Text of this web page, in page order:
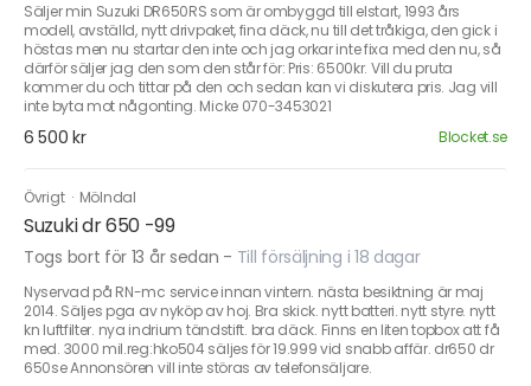
Säljer min Suzuki DR650RS som är ombyggd till elstart, 1993 års
modell, avställd, nytt drivpaket, fina däck, nu till det tråkiga, den gick i
höstas men nu startar den inte och jag orkar inte fixa med den nu, så
därför säljer jag den som den står för: Pris: 6500kr. Vill du pruta
kommer du och tittar på den och sedan kan vi diskutera pris. Jag vill
inte byta mot någonting. Micke 070-3453021
6 500 kr Blocket.se
Övrigt · Mölndal
Suzuki dr 650 -99
Togs bort för 13 år sedan - Till försäljning i 18 dagar
Nyservad på RN-mc service innan vintern. nästa besiktning är maj
2014. Säljes pga av nyköp av hoj. Bra skick. nytt batteri. nytt styre. nytt
kn luftfilter. nya indrium tändstift. bra däck. Finns en liten topbox att få
med. 3000 mil.reg:hko504 säljes för 19.999 vid snabb affär. dr650 dr
650se Annonsören vill inte störas av telefonsäljare.